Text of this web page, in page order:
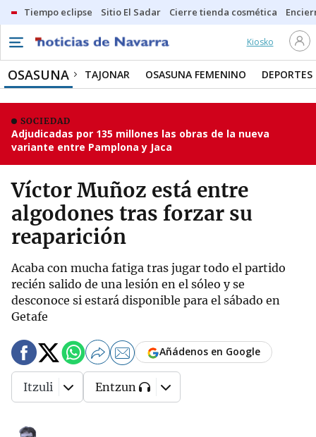
Tiempo eclipse Sitio El Sadar Cierre tienda cosmética
Kiosko
OSASUNA TAJONAR OSASUNA FEMENINO DEPORTES
SOCIEDAD
Adjudicadas por 135 millones las obras de la nueva
variante entre Pamplona y Jaca
Víctor Muñoz está entre
algodones tras forzar su
reaparición
Acaba con mucha fatiga tras jugar todo el partido
recién salido de una lesión en el sóleo y se
desconoce si estará disponible para el sábado en
Getafe
Añádenos en Google
Itzuli Entzun